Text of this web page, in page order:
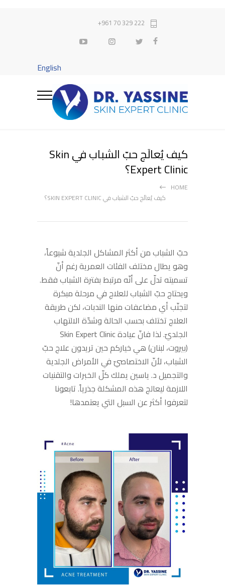
222 329 70 961+
English
كيف يُعالَج حبّ الشباب في Skin
Expert Clinic؟
HOME
كيف يُعالَج حبّ الشباب في SKIN EXPERT CLINIC؟
حبّ الشباب من أكثر المشاكل الجلدية شيوعاً،
وهو يطال مختلف الفئات العمرية رغم أنّ
تسميته تدلّ على أنّه مرتبط بفترة الشباب فقط.
ويحتاج حبّ الشباب للعلاج في مرحلة مبكرة
لتجنّب أي مضاعفات منها الندبات، لكن طريقة
العلاج تختلف بحسب الحالة وشدّة الالتهاب
الجلديّ. لذا فانّ عيادة Skin Expert Clinic
(بيروت، لبنان) هي خياركم حين تريدون علاج حبّ
الشباب، لأنّ الاختصاصيّ في الأمراض الجلدية
والتجميل د. ياسين يملك كلّ الخبرات والتقنيات
اللازمة ليعالج هذه المشكلة جذرياً. تابعونا
لتعرفوا أكثر عن السبل التي يعتمدها!